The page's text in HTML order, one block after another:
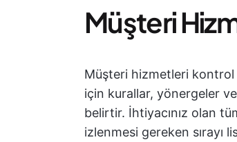
Müşteri
Müşteri hizmetleri kontrol
için kurallar, yönergeler
belirtir. İhtiyacınız olan
izlenmesi gereken sırayı